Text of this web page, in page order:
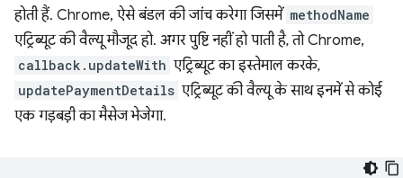
होती हैं. Chrome, ऐसे बंडल की जांच करेगा जिसमें methodName
एट्रिब्यूट की वैल्यू मौजूद हो. अगर पुष्टि नहीं हो पाती है, तो Chrome,
callback.updateWith एट्रिब्यूट का इस्तेमाल करके,
updatePaymentDetails एट्रिब्यूट की वैल्यू के साथ इनमें से कोई
एक गड़बड़ी का मैसेज भेजेगा.